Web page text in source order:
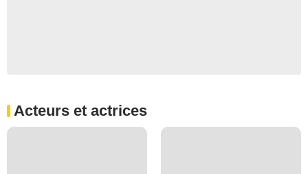
Acteurs et actrices